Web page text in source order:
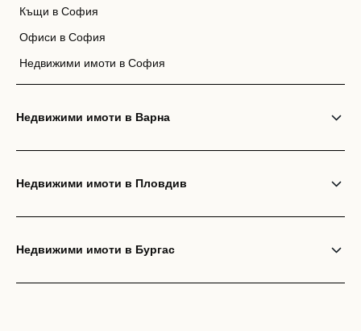
Къщи в София
Офиси в София
Недвижими имоти в София
Недвижими имоти в Варна
Недвижими имоти в Пловдив
Недвижими имоти в Бургас